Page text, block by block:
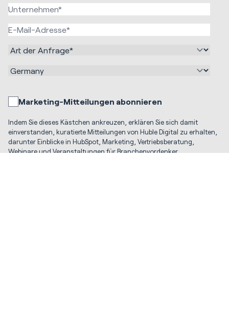
Marketing-Mitteilungen abonnieren
Indem Sie dieses Kästchen ankreuzen, erklären Sie sich damit
einverstanden, kuratierte Mitteilungen von Huble Digital zu erhalten,
darunter Einblicke in HubSpot, Marketing, Vertriebsberatung,
Webinare und Veranstaltungen für Branchenvordenker.